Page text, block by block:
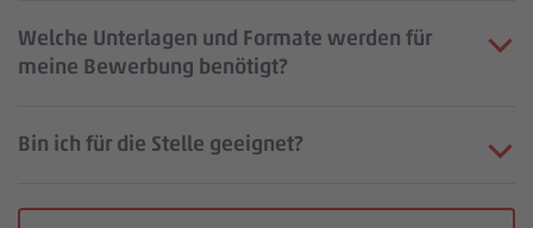
Welche Unterlagen und Formate werden für
meine Bewerbung benötigt?
Bin ich für die Stelle geeignet?